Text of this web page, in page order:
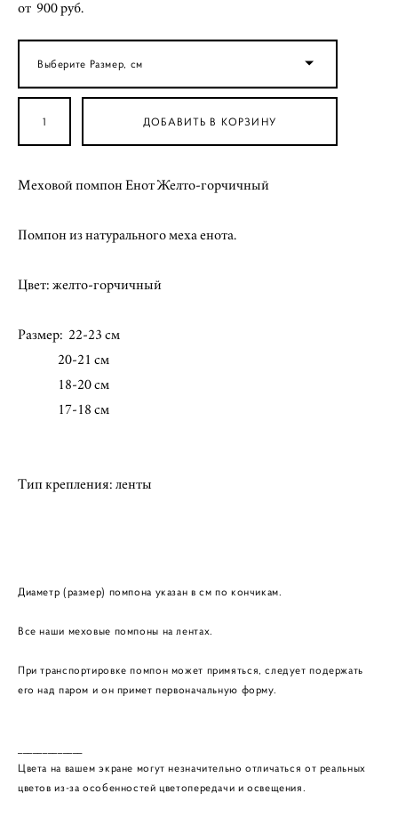
от 900 pуб.
Выберите Размер, см
ДОБАВИТЬ В КОРЗИНУ
Меховой помпон Енот Желто-горчичный
Помпон из натурального меха енота.
Цвет: желто-горчичный
Размер: 22-23 см
20-21 см
18-20 см
17-18 см
Тип крепления: ленты
Диаметр (размер) помпона указан в см по кончикам.
Все наши меховые помпоны на лентах.
При транспортировке помпон может примяться, следует подержать
его над паром и он примет первоначальную форму.
Цвета на вашем экране могут незначительно отличаться от реальных
цветов из-за особенностей цветопередачи и освещения.